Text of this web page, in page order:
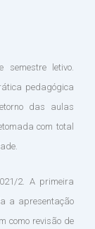
semestre letivo.
pedagógica
das aulas
com total
2. A primeira
a apresentação
como revisão de